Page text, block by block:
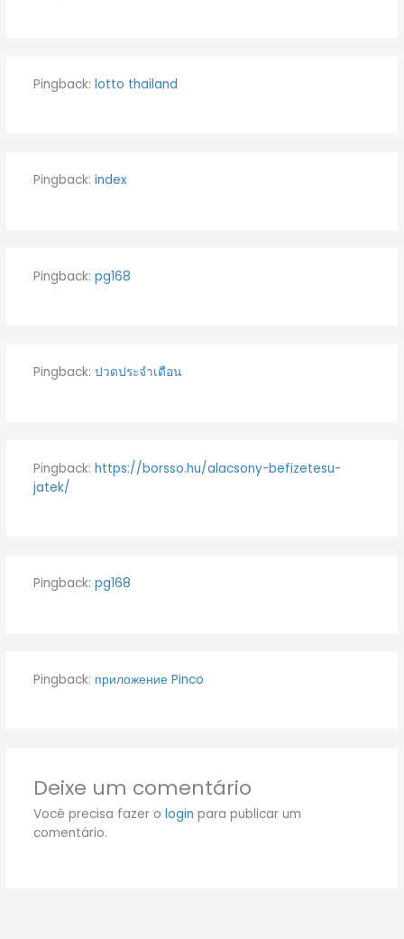
Pingback: lotto thailand
Pingback: index
Pingback: pg168
Pingback: ปวดประจำเดือน
Pingback: https://borsso.hu/alacsony-befizetesu-
jatek/
Pingback: pg168
Pingback: приложение Pinco
Deixe um comentário
Você precisa fazer o login para publicar um
comentário.